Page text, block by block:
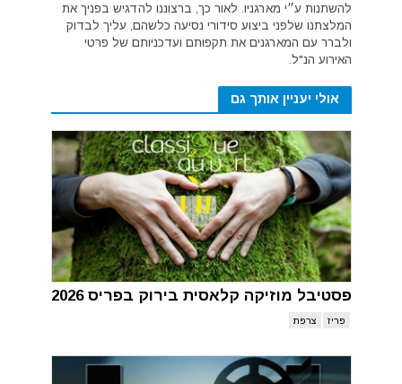
להשתנות ע״י מארגניו. לאור כך, ברצוננו להדגיש בפניך את
המלצתנו שלפני ביצוע סידורי נסיעה כלשהם, עליך לבדוק
ולברר עם המארגנים את תקפותם ועדכניותם של פרטי
האירוע הנ"ל.
אולי יעניין אותך גם
פסטיבל מוזיקה קלאסית בירוק בפריס 2026
פריז צרפת